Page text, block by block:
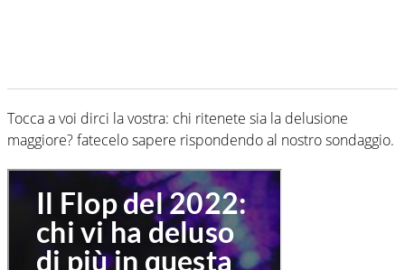
Tocca a voi dirci la vostra: chi ritenete sia la delusione
maggiore? fatecelo sapere rispondendo al nostro sondaggio.